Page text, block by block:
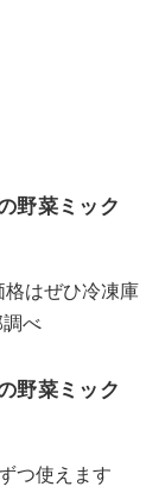
野菜ミック
はぜひ冷凍庫
べ
野菜ミック
つ使えます